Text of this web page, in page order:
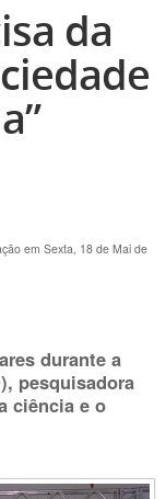
da
em Sexta, 18 de Mai de
durante a
pesquisadora
ciência e o